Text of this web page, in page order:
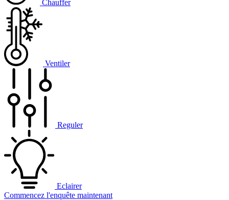
Chauffer
Ventiler
Reguler
Eclairer
Commencez l'enquête maintenant